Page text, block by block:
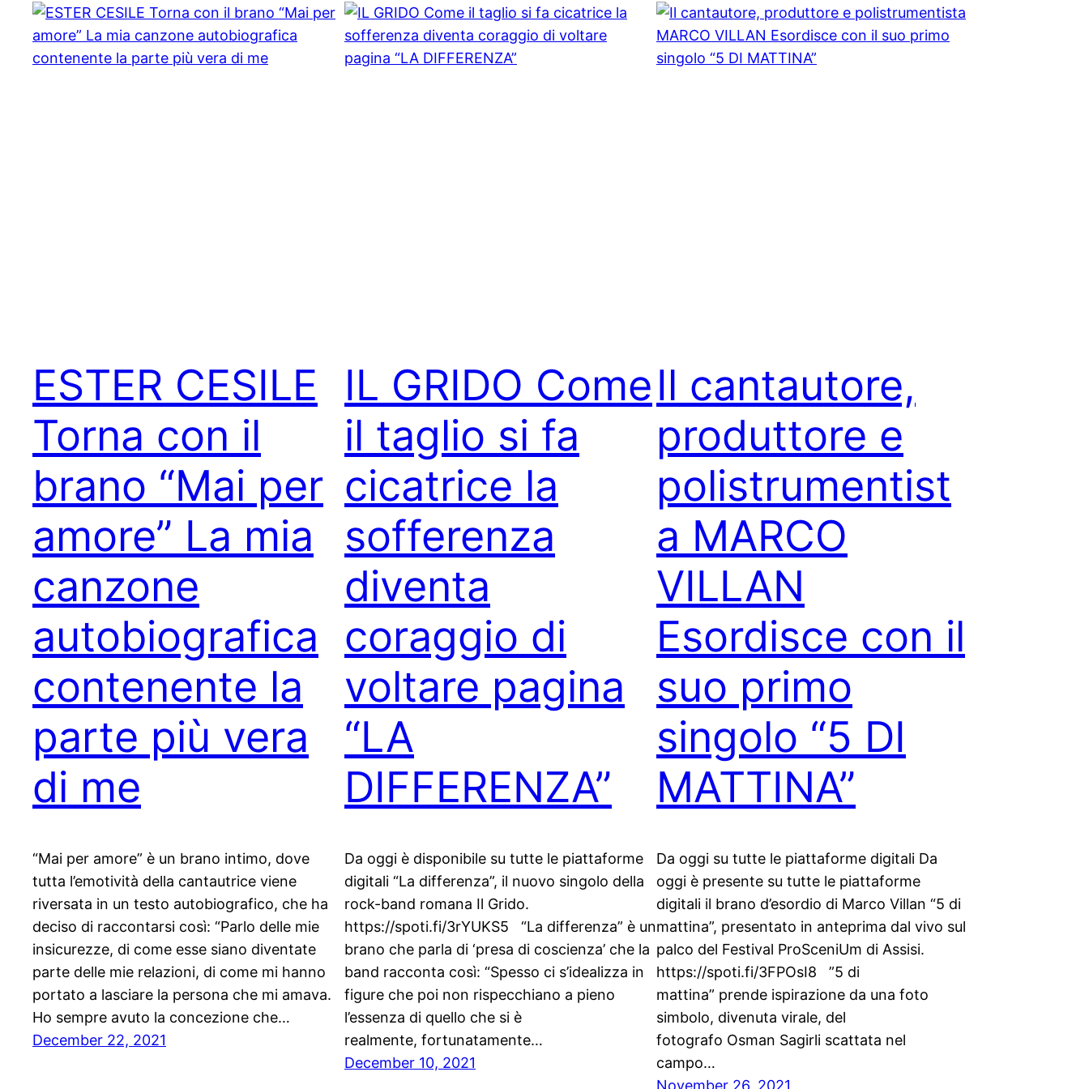
ESTER CESILE
Torna con il
brano “Mai per
amore” La mia
canzone
autobiografica
contenente la
parte più vera
di me
“Mai per amore” è un brano intimo, dove
tutta l’emotività della cantautrice viene
riversata in un testo autobiografico, che ha
deciso di raccontarsi così: “Parlo delle mie
insicurezze, di come esse siano diventate
parte delle mie relazioni, di come mi hanno
portato a lasciare la persona che mi amava.
Ho sempre avuto la concezione che…
December 22, 2021
IL GRIDO Come
il taglio si fa
cicatrice la
sofferenza
diventa
coraggio di
voltare pagina
“LA
DIFFERENZA”
Da oggi è disponibile su tutte le piattaforme
digitali “La differenza”, il nuovo singolo della
rock-band romana Il Grido.
https://spoti.fi/3rYUKS5 “La differenza” è un
brano che parla di ‘presa di coscienza’ che la
band racconta così: “Spesso ci s’idealizza in
figure che poi non rispecchiano a pieno
l’essenza di quello che si è
realmente, fortunatamente…
December 10, 2021
Il cantautore,
produttore e
polistrumentist
a MARCO
VILLAN
Esordisce con il
suo primo
singolo “5 DI
MATTINA”
Da oggi su tutte le piattaforme digitali Da
oggi è presente su tutte le piattaforme
digitali il brano d’esordio di Marco Villan “5 di
mattina”, presentato in anteprima dal vivo sul
palco del Festival ProSceniUm di Assisi.
https://spoti.fi/3FPOsI8 ”5 di
mattina” prende ispirazione da una foto
simbolo, divenuta virale, del
fotografo Osman Sagirli scattata nel
campo…
November 26, 2021